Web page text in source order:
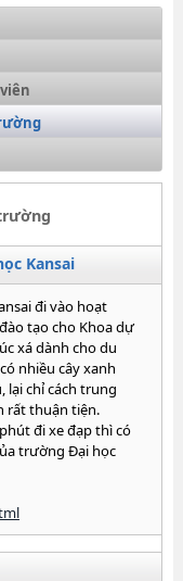
Kansai
đi vào hoạt
tạo cho Khoa dự
xá dành cho du
nhiều cây xanh
chỉ cách trung
rất thuận tiện.
đi xe đạp thì có
trường Đại học